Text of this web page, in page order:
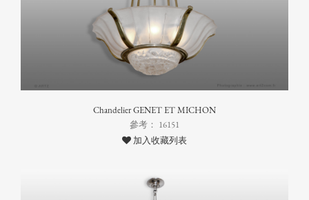
Chandelier GENET ET MICHON
參考： 16151
加入收藏列表